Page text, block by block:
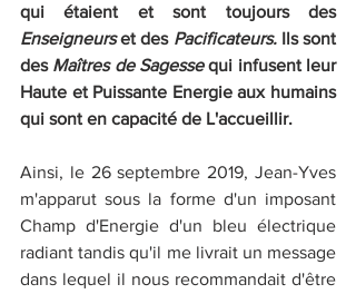
qui étaient et sont toujours des
Enseigneurs et des Pacificateurs. Ils sont
des Maîtres de Sagesse qui infusent leur
Haute et Puissante Energie aux humains
qui sont en capacité de L'accueillir.
Ainsi, le 26 septembre 2019, Jean-Yves
m'apparut sous la forme d'un imposant
Champ d'Energie d'un bleu électrique
radiant tandis qu'il me livrait un message
dans lequel il nous recommandait d'être